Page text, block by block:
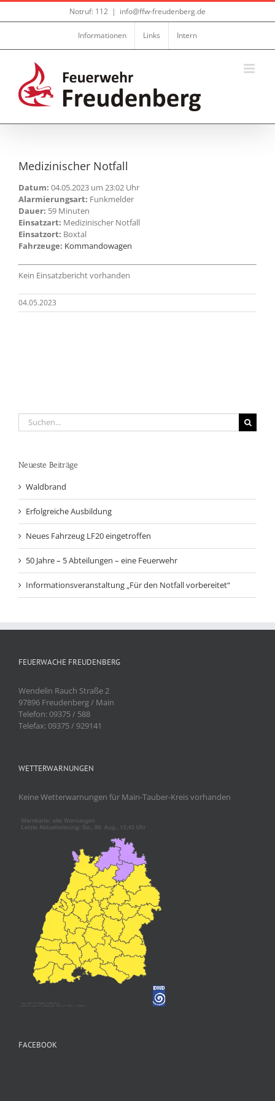
Zum
Notruf: 112 | info@ffw-freudenberg.de
Informationen Links Intern
Medizinischer Notfall
Datum: 04.05.2023 um 23:02 Uhr
Alarmierungsart: Funkmelder
Dauer: 59 Minuten
Einsatzart: Medizinischer Notfall
Einsatzort: Boxtal
Fahrzeuge: Kommandowagen
Kein Einsatzbericht vorhanden
04.05.2023
Suche
nach:
Neueste Beiträge
Waldbrand
Erfolgreiche Ausbildung
Neues Fahrzeug LF20 eingetroffen
50 Jahre – 5 Abteilungen – eine Feuerwehr
Informationsveranstaltung „Für den Notfall vorbereitet“
FEUERWACHE FREUDENBERG
Wendelin Rauch Straße 2
97896 Freudenberg / Main
Telefon: 09375 / 588
Telefax: 09375 / 929141
WETTERWARNUNGEN
Keine Wetterwarnungen für Main-Tauber-Kreis vorhanden
FACEBOOK